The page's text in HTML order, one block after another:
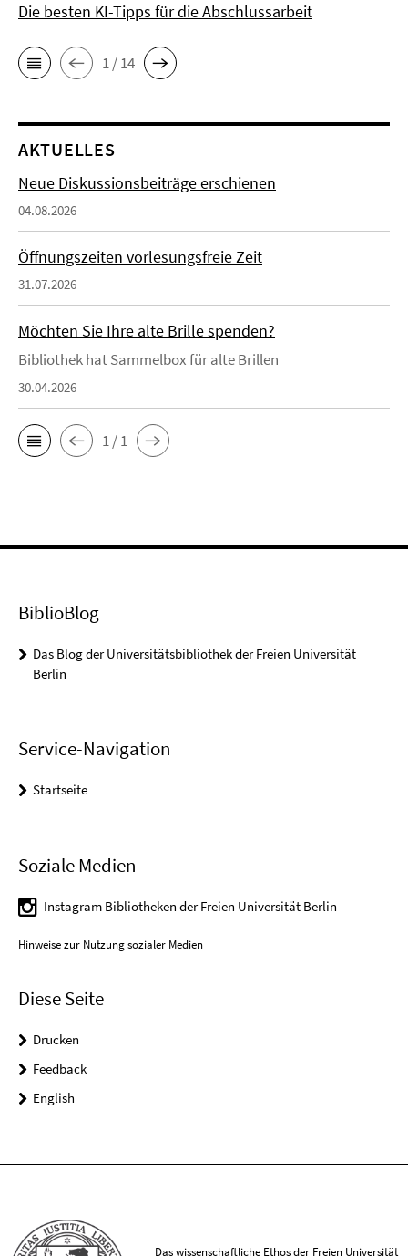
Die besten KI-Tipps für die Abschlussarbeit
1 / 14
AKTUELLES
Neue Diskussionsbeiträge erschienen
04.08.2026
Öffnungszeiten vorlesungsfreie Zeit
31.07.2026
Möchten Sie Ihre alte Brille spenden?
Bibliothek hat Sammelbox für alte Brillen
30.04.2026
1 / 1
BiblioBlog
Das Blog der Universitätsbibliothek der Freien Universität
Berlin
Service-Navigation
Startseite
Soziale Medien
Instagram Bibliotheken der Freien Universität Berlin
Hinweise zur Nutzung sozialer Medien
Diese Seite
Drucken
Feedback
English
Das wissenschaftliche Ethos der Freien Universität